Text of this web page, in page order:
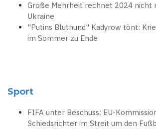
Große Mehrheit rechnet 2024 nicht
Ukraine
"Putins Bluthund" Kadyrow tönt:
im Sommer zu Ende
Sport
FIFA unter Beschuss: EU-
Schiedsrichter im Streit um den